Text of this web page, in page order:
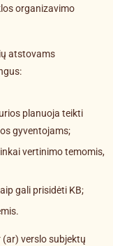
organizavimo
atstovams
planuoja teikti
gyventojams;
vertinimo temomis,
gali prisidėti KB;
verslo subjektų